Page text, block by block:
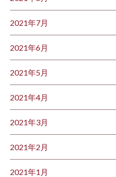
2021年7月
2021年6月
2021年5月
2021年4月
2021年3月
2021年2月
2021年1月